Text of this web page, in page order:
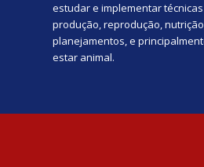
estudar e implementar
produção, reprodução,
planejamentos, e
estar animal.
© Copyright - Laguna Gens |